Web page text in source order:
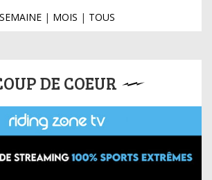
SEMAINE| MOIS | TOUS
DE COEUR